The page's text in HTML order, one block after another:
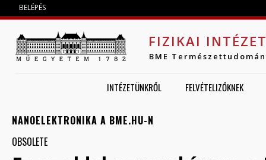
BELÉPÉS
FIZIKAI
BME
INTÉZETÜNKRŐL FELVÉTELIZŐKNEK
NANOELEKTRONIKA A BME.HU-N
OBSOLETE